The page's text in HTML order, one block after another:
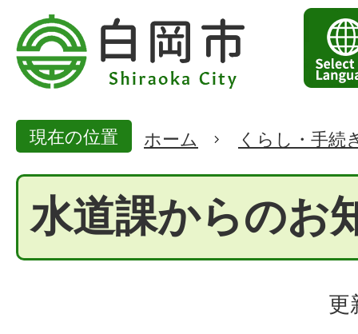
現在の位置 ホーム くらし・手続
水道課からのお
更